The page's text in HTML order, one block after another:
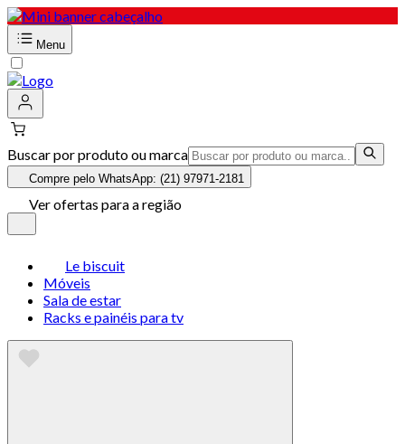
Menu
Buscar por produto ou marca
Compre pelo WhatsApp: (21) 97971-2181
Ver ofertas para a região
Le biscuit
Móveis
Sala de estar
Racks e painéis para tv